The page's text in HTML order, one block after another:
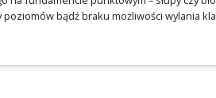
bądź braku możliwości wylania